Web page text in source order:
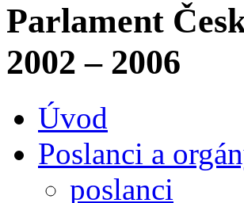
Parlament
2002 – 2006
Úvod
Poslanci a
poslanci